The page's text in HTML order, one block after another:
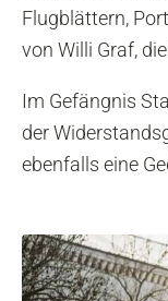
Flugblättern,
von Willi Graf,
Im Gefängnis
der
ebenfalls eine